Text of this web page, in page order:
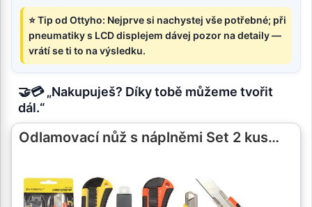
⭐ Tip od Ottyho: Nejprve si nachystej vše potřebné; při
pneumatiky s LCD displejem dávej pozor na detaily —
vrátí se ti to na výsledku.
🤝💳 „Nakupuješ? Díky tobě můžeme tvořit
dál.“
Odlamovací nůž s náplněmi Set 2 kus…